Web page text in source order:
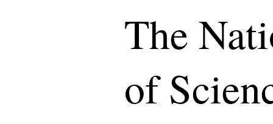
The
of